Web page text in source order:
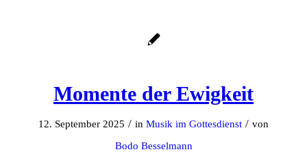
Momente der Ewigkeit
12. September 2025 / in Musik im Gottesdienst / von
Bodo Besselmann